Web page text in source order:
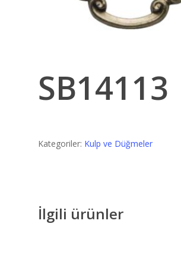
SB14113
Kategoriler: Kulp ve Düğmeler
İlgili ürünler